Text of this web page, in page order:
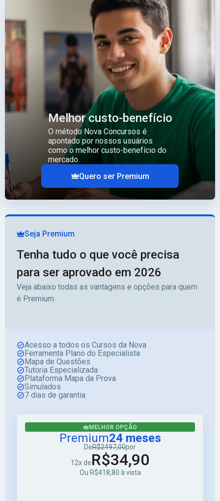
Melhor custo-benefício
O método Nova Concursos é
apontado por nossos usuários
como o melhor custo-benefício do
mercado.
Quero ser Premium
Seja Premium
Tenha tudo o que você precisa
para ser aprovado em 2026
Veja abaixo todas as vantagens e opções para quem
é Premium.
Acesso a todos os Cursos da Nova
Ferramenta Plano do Especialista
Mapa de Questões
Tutoria Especializada
Plataforma Mapa da Prova
Simulados
7 dias de garantia
MELHOR OPÇÃO
Premium24 meses
DeR$2497,00por
12x deR$34,90
Ou R$418,80 à vista